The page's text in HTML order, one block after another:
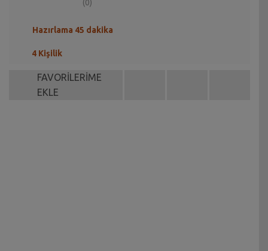
(0)
Hazırlama 45 dakika
4 Kişilik
FAVORİLERİME
EKLE